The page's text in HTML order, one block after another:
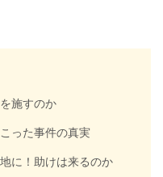
施すのか
った事件の真実
に！助けは来るのか